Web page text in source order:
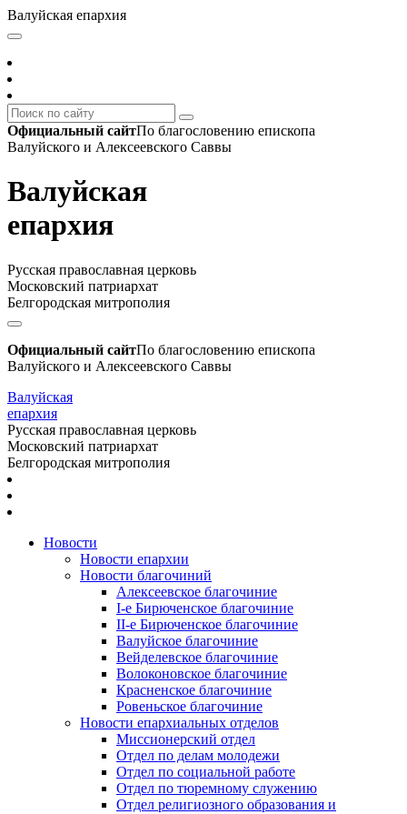
Валуйская епархия
Официальный сайтПо благословению епископа
Валуйского и Алексеевского Саввы
Валуйская
епархия
Русская православная церковь
Московский патриархат
Белгородская митрополия
Официальный сайтПо благословению епископа
Валуйского и Алексеевского Саввы
Валуйская
епархия
Русская православная церковь
Московский патриархат
Белгородская митрополия
Новости
Новости епархии
Новости благочиний
Алексеевское благочиние
I-е Бирюченское благочиние
II-е Бирюченское благочиние
Валуйское благочиние
Вейделевское благочиние
Волоконовское благочиние
Красненское благочиние
Ровеньское благочиние
Новости епархиальных отделов
Миссионерский отдел
Отдел по делам молодежи
Отдел по социальной работе
Отдел по тюремному служению
Отдел религиозного образования и